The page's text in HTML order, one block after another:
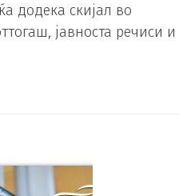
додека скијал во
јавноста речиси и